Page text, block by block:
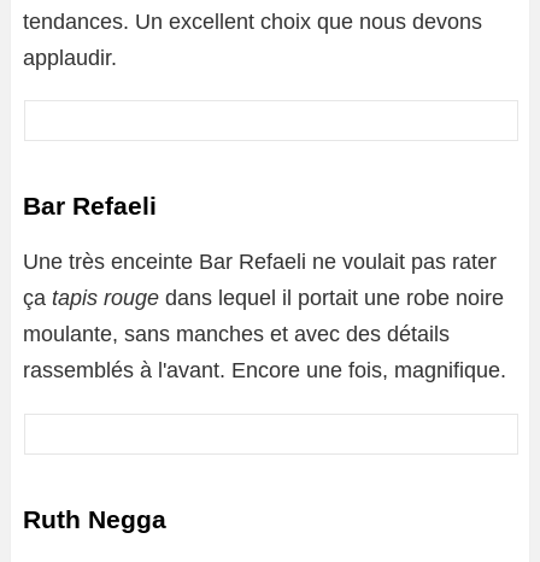
tendances. Un excellent choix que nous devons
applaudir.
Bar Refaeli
Une très enceinte Bar Refaeli ne voulait pas rater
ça tapis rouge dans lequel il portait une robe noire
moulante, sans manches et avec des détails
rassemblés à l'avant. Encore une fois, magnifique.
Ruth Negga